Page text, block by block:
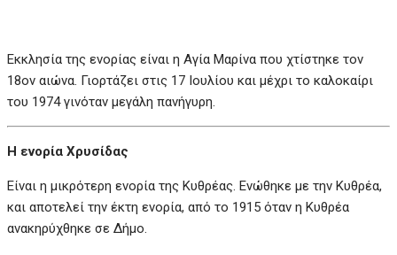
Εκκλησία της ενορίας είναι η Αγία Μαρίνα που χτίστηκε τον
18ον αιώνα. Γιορτάζει στις 17 Ιουλίου και μέχρι το καλοκαίρι
του 1974 γινόταν μεγάλη πανήγυρη.
Η ενορία Χρυσίδας
Είναι η μικρότερη ενορία της Κυθρέας. Ενώθηκε με την Κυθρέα,
και αποτελεί την έκτη ενορία, από το 1915 όταν η Κυθρέα
ανακηρύχθηκε σε Δήμο.